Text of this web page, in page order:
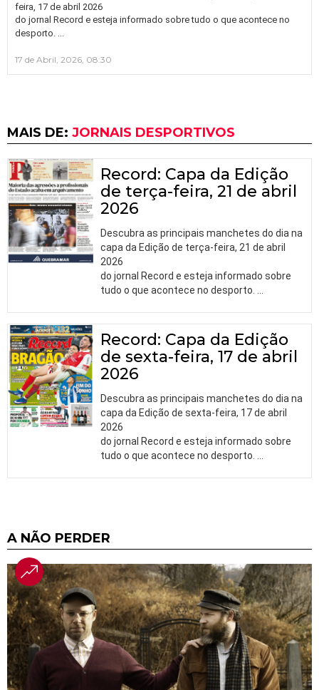
feira, 17 de abril 2026
do jornal Record e esteja informado sobre tudo o que acontece no
desporto.
17 de Abril, 2026, 08:30
MAIS DE: JORNAIS DESPORTIVOS
Record: Capa da Edição
de terça-feira, 21 de abril
2026
Descubra as principais manchetes do dia na
capa da Edição de terça-feira, 21 de abril
2026
do jornal Record e esteja informado sobre
tudo o que acontece no desporto.
Record: Capa da Edição
de sexta-feira, 17 de abril
2026
Descubra as principais manchetes do dia na
capa da Edição de sexta-feira, 17 de abril
2026
do jornal Record e esteja informado sobre
tudo o que acontece no desporto.
A NÃO PERDER